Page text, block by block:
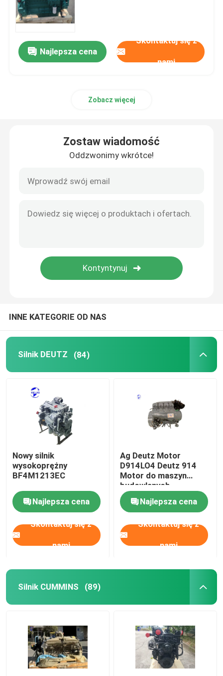
Pompa hydrauliczna
Podróżna skrzynia biegów
Silnik Perkinsa
Silnik Weichai
Części do silników Diesla
Minikoparka
Wręcznik wibracji
Koparko-ładowarki
używane maszyny ciężkie
Zestaw generatora Diesla
Najlepsza cena
Skontaktuj się z
nami
Zobacz więcej
Zostaw wiadomość
Oddzwonimy wkrótce!
INNE KATEGORIE OD NAS
Silnik DEUTZ (84)
Nowy silnik
wysokoprężny
BF4M1213EC
Najlepsza cena
Skontaktuj się z
nami
Ag Deutz Motor
D914LO4 Deutz 914
Motor do maszyn
budowlanych
Najlepsza cena
Skontaktuj się z
nami
Silnik CUMMINS (89)